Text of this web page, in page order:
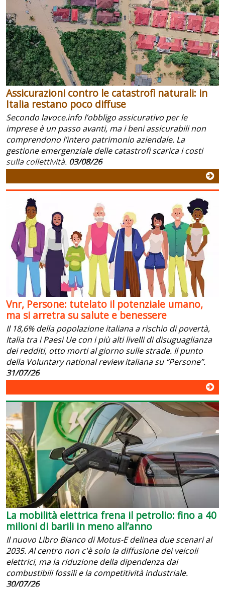
Assicurazioni contro le catastrofi naturali: in
Italia restano poco diffuse
Secondo lavoce.info l’obbligo assicurativo per le
imprese è un passo avanti, ma i beni assicurabili non
comprendono l’intero patrimonio aziendale. La
gestione emergenziale delle catastrofi scarica i costi
sulla collettività. 03/08/26
Vnr, Persone: tutelato il potenziale umano,
ma si arretra su salute e benessere
Il 18,6% della popolazione italiana a rischio di povertà,
Italia tra i Paesi Ue con i più alti livelli di disuguaglianza
dei redditi, otto morti al giorno sulle strade. Il punto
della Voluntary national review italiana su “Persone”.
31/07/26
La mobilità elettrica frena il petrolio: fino a 40
milioni di barili in meno all’anno
Il nuovo Libro Bianco di Motus-E delinea due scenari al
2035. Al centro non c'è solo la diffusione dei veicoli
elettrici, ma la riduzione della dipendenza dai
combustibili fossili e la competitività industriale.
30/07/26